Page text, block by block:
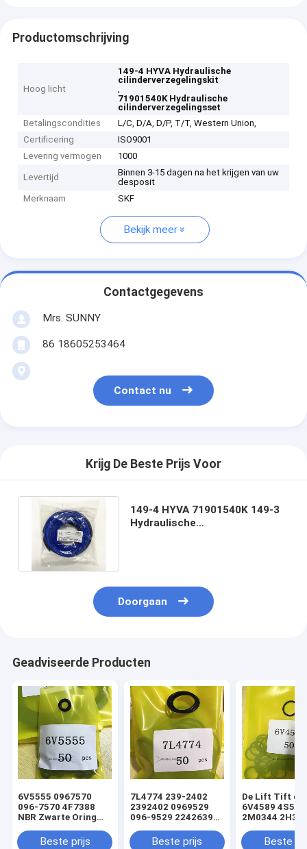
Productomschrijving
Hoog licht
149-4 HYVA Hydraulische
cilinderverzegelingskit
,
71901540K Hydraulische
cilinderverzegelingsset
Betalingscondities
L/C, D/A, D/P, T/T, Western Union,
Certificering
ISO9001
Levering vermogen
1000
Levertijd
Binnen 3-15 dagen na het krijgen van uw
desposit
Merknaam
SKF
Bekijk meer
Contactgegevens
Mrs. SUNNY
86 18605253464
Contact nu
Krijg De Beste Prijs Voor
149-4 HYVA 71901540K 149-3
Hydraulische
Doorgaan
Geadviseerde Producten
6V5555 0967570
096-7570 4F7388
NBR Zwarte Oring
cilinderladerafdichtingsset
Beste prijs
7L4774 239-2402
2392402 0969529
096-9529 2242639
Zwarte Oring
Beste prijs
De Lift Tift die
6V4589
2M0344
Beste